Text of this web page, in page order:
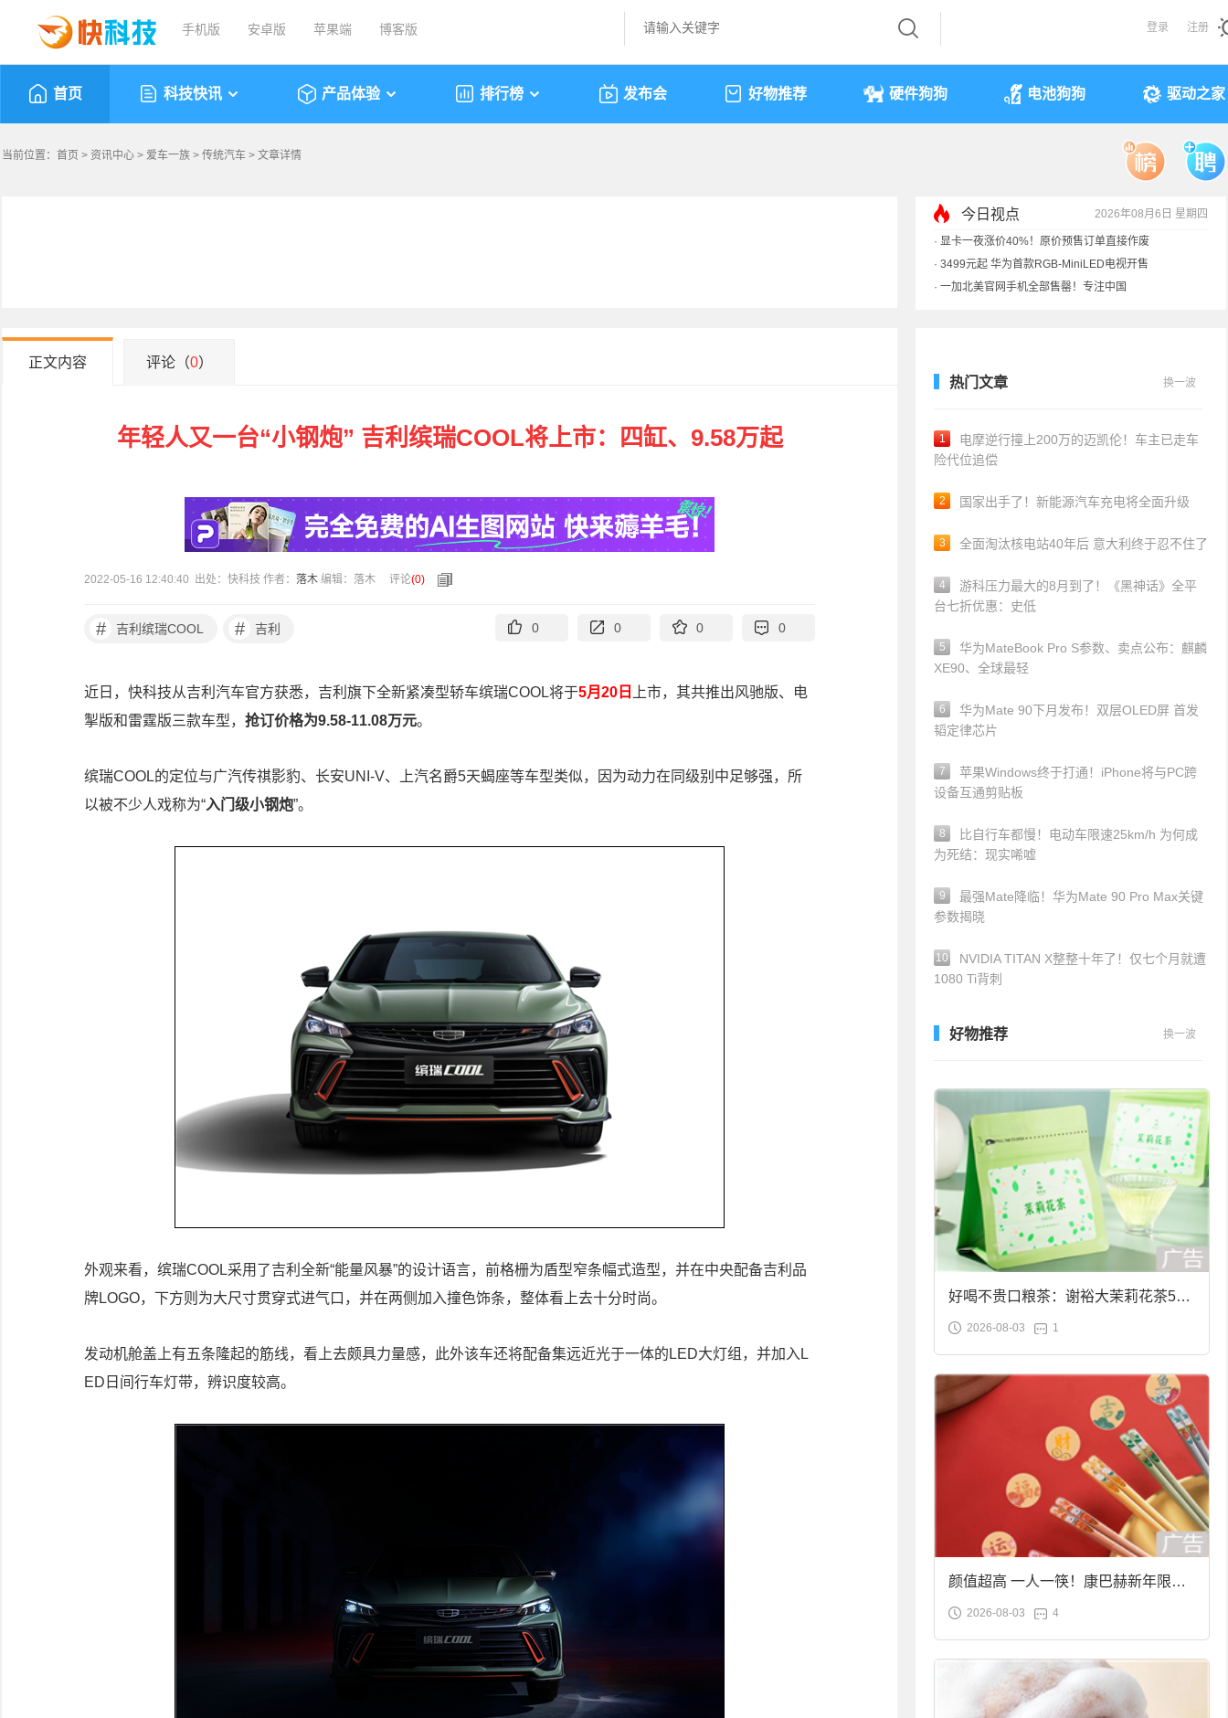
手机版 安卓版 苹果端 博客版 登录 注册
首页 科技快讯 产品体验 排行榜 发布会 好物推荐 硬件狗狗 电池狗狗 驱动之家
当前位置： 首页 > 资讯中心 > 爱车一族 > 传统汽车 > 文章详情
今日视点 2026年08月6日 星期四
· 显卡一夜涨价40%！原价预售订单直接作废
· 3499元起 华为首款RGB-MiniLED电视开售
· 一加北美官网手机全部售罄！专注中国
正文内容 评论（0）
年轻人又一台“小钢炮” 吉利缤瑞COOL将上市：四缸、9.58万起
2022-05-16 12:40:40 出处：快科技 作者： 落木 编辑：落木 评论(0)
# 吉利缤瑞COOL # 吉利 0 0 0 0
近日，快科技从吉利汽车官方获悉，吉利旗下全新紧凑型轿车缤瑞COOL将于5月20日
上市，其共推出风驰版、电
掣版和雷霆版三款车型， 抢订价格为9.58-11.08万元。
缤瑞COOL的定位与广汽传祺影豹、长安UNI-V、上汽名爵5天蝎座等车型类似，因为动力在同级别中足够强，所
以被不少人戏称为“入门级小钢炮”。
外观来看，缤瑞COOL采用了吉利全新“能量风暴”的设计语言，前格栅为盾型窄条幅式造型，并在中央配备吉利品
牌LOGO，下方则为大尺寸贯穿式进气口，并在两侧加入撞色饰条，整体看上去十分时尚。
发动机舱盖上有五条隆起的筋线，看上去颇具力量感，此外该车还将配备集远近光于一体的LED大灯组，并加入L
ED日间行车灯带，辨识度较高。
热门文章 换一波
1
电摩逆行撞上200万的迈凯伦！车主已走车
险代位追偿
2 国家出手了！新能源汽车充电将全面升级
3 全面淘汰核电站40年后 意大利终于忍不住了
4
游科压力最大的8月到了！《黑神话》全平
台七折优惠：史低
5
华为MateBook Pro S参数、卖点公布：麒麟
XE90、全球最轻
6
华为Mate 90下月发布！双层OLED屏 首发
韬定律芯片
7
苹果Windows终于打通！iPhone将与PC跨
设备互通剪贴板
8
比自行车都慢！电动车限速25km/h 为何成
为死结：现实唏嘘
9
最强Mate降临！华为Mate 90 Pro Max关键
参数揭晓
10
NVIDIA TITAN X整整十年了！仅七个月就遭
1080 Ti背刺
好物推荐 换一波
好喝不贵口粮茶：谢裕大茉莉花茶50g
袋装9.9元到手
2026-08-03 1
颜值超高 一人一筷！康巴赫新年限定
合金筷子大促：19.9元
2026-08-03 4